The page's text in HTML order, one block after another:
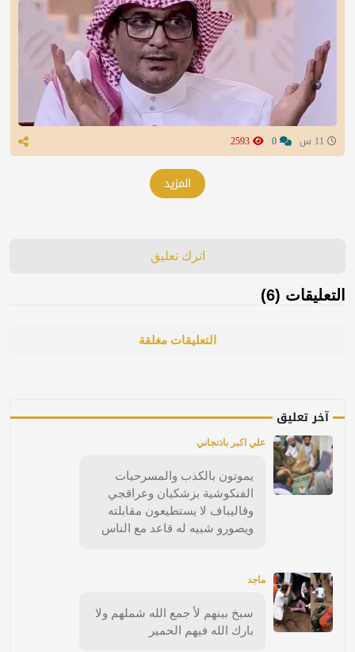
المزيد
اترك تعليق
التعليقات (6)
التعليقات مغلقة
آخر تعليق
علي اكبر باذنجاني
يموتون بالكذب والمسرحيات
الفنكوشية بزشكيان وعراقجي
وقاليباف لا يستطيعون مقابلته
ويصورو شبيه له قاعد مع الناس
ماجد
سبخ بينهم لأ جمع الله شملهم ولا
بارك الله فيهم الحمير